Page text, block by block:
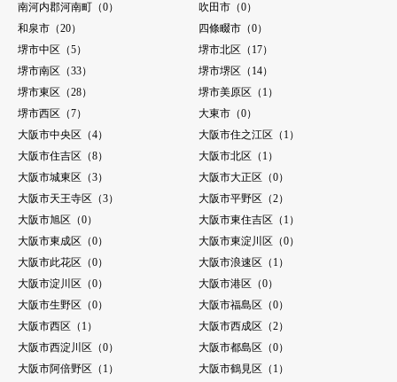
南河内郡河南町（0）
吹田市（0）
和泉市（20）
四條畷市（0）
堺市中区（5）
堺市北区（17）
堺市南区（33）
堺市堺区（14）
堺市東区（28）
堺市美原区（1）
堺市西区（7）
大東市（0）
大阪市中央区（4）
大阪市住之江区（1）
大阪市住吉区（8）
大阪市北区（1）
大阪市城東区（3）
大阪市大正区（0）
大阪市天王寺区（3）
大阪市平野区（2）
大阪市旭区（0）
大阪市東住吉区（1）
大阪市東成区（0）
大阪市東淀川区（0）
大阪市此花区（0）
大阪市浪速区（1）
大阪市淀川区（0）
大阪市港区（0）
大阪市生野区（0）
大阪市福島区（0）
大阪市西区（1）
大阪市西成区（2）
大阪市西淀川区（0）
大阪市都島区（0）
大阪市阿倍野区（1）
大阪市鶴見区（1）